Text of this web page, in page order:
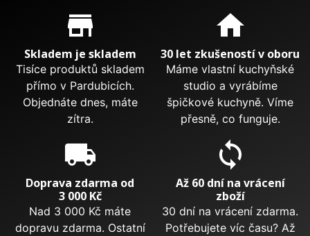
Proč nakupovat u nás?
store_mall_directory
Skladem je skladem
Tisíce produktů skladem
přímo v Pardubicích.
Objednáte dnes, máte
zítra.
home
30 let zkušeností v oboru
Máme vlastní kuchyňské
studio a vyrábíme
špičkové kuchyně. Víme
přesně, co funguje.
local_shipping
Doprava zdarma od
3 000 Kč
Nad 3 000 Kč máte
dopravu zdarma. Ostatní
sync
Až 60 dní na vrácení
zboží
30 dní na vrácení zdarma.
Potřebujete víc času? Až